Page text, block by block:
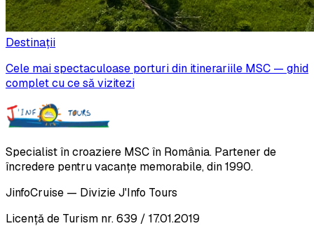
Destinații
Cele mai spectaculoase porturi din itinerariile MSC — ghid
complet cu ce să vizitezi
Specialist în croaziere MSC în România. Partener de
încredere pentru vacanțe memorabile, din 1990.
JinfoCruise — Divizie J'Info Tours
Licență de Turism nr. 639 / 17.01.2019